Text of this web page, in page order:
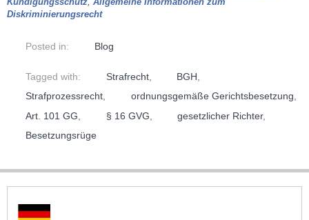
Diskriminierungsrecht
Posted in: Blog
Tagged with: Strafrecht, BGH
Strafprozessrecht
ordnungsgemäße Gerichtsbesetzung
Art. 101 GG
§ 16 GVG gesetzlicher Richter,
Besetzungsrüge